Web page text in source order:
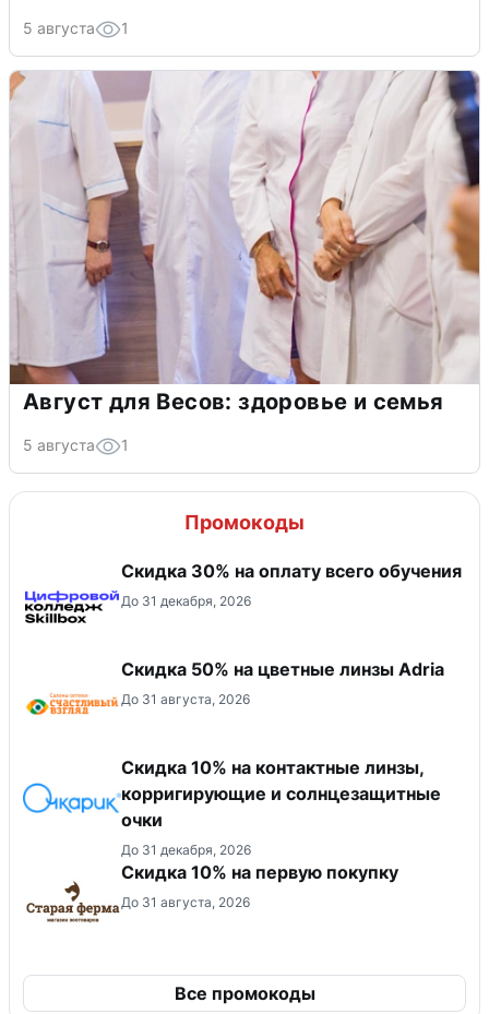
5 августа 1
Август для Весов: здоровье и семья
5 августа 1
Промокоды
Скидка 30% на оплату всего обучения
До 31 декабря, 2026
Скидка 50% на цветные линзы Adria
До 31 августа, 2026
Скидка 10% на контактные линзы,
корригирующие и солнцезащитные
очки
До 31 декабря, 2026
Скидка​ 10% на первую покупку
До 31 августа, 2026
Все промокоды